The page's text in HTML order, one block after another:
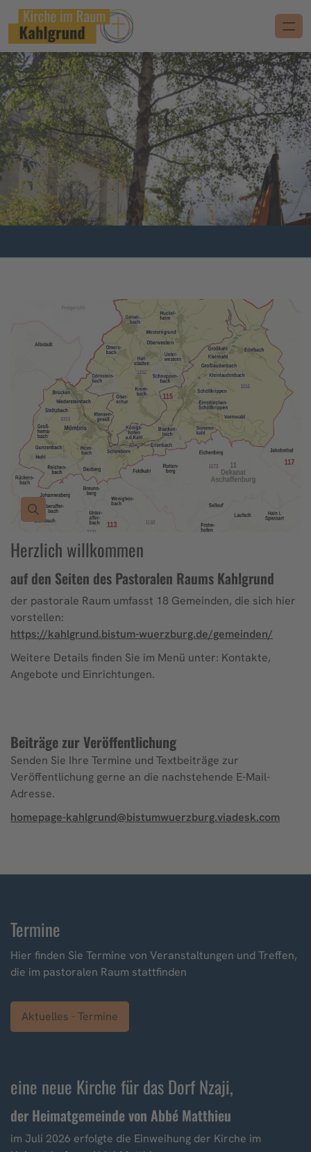
Herzlich willkommen
auf den Seiten des Pastoralen Raums Kahlgrund
der pastorale Raum umfasst 18 Gemeinden, die sich hier
vorstellen:
https://kahlgrund.bistum-wuerzburg.de/gemeinden/
Weitere Details finden Sie im Menü unter: Kontakte,
Angebote und Einrichtungen.
Beiträge zur Veröffentlichung
Senden Sie Ihre Termine und Textbeiträge zur
Veröffentlichung gerne an die nachstehende E-Mail-
Adresse.
homepage-kahlgrund@bistumwuerzburg.viadesk.com
Termine
Hier finden Sie Termine von Veranstaltungen und Treffen,
die im pastoralen Raum stattfinden
Aktuelles - Termine
eine neue Kirche für das Dorf Nzaji,
der Heimatgemeinde von Abbé Matthieu
im Juli 2026 erfolgte die Einweihung der Kirche im